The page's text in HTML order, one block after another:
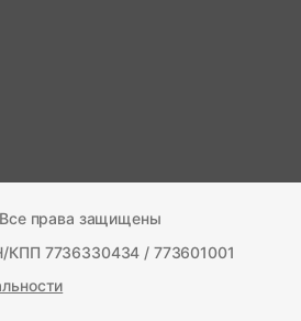
права защищены
7736330434 / 773601001